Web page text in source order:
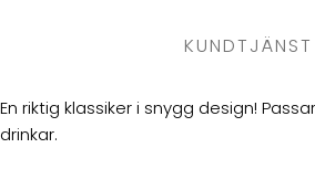
KUNDTJÄNST
En riktig klassiker i snygg design!
drinkar.